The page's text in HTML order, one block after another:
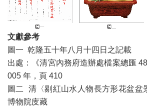
文獻參考
圖一 乾隆五十年八月十四日之記載
出處：《清宮內務府造辦處檔案總匯
005 年，頁 410
圖二 清〈剔紅山水人物長方形花盆盆
博物院庋藏